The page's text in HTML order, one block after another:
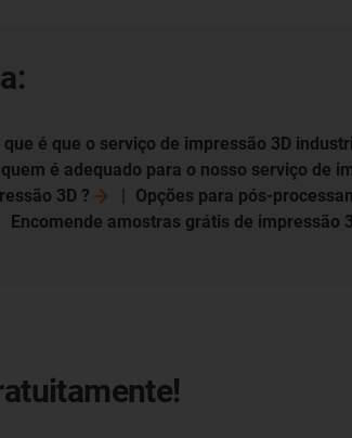
que é que o serviço de impressão 3D
quem é adequado para o nosso serviço de
3D ? Opções para pós-
Encomende amostras grátis de impressão